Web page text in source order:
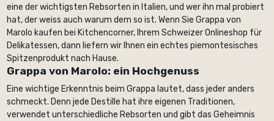
eine der wichtigsten Rebsorten in Italien, und wer ihn mal probiert
hat, der weiss auch warum dem so ist. Wenn Sie Grappa von
Marolo kaufen bei Kitchencorner, Ihrem Schweizer Onlineshop für
Delikatessen, dann liefern wir Ihnen ein echtes piemontesisches
Spitzenprodukt nach Hause.
Grappa von Marolo: ein Hochgenuss
Eine wichtige Erkenntnis beim Grappa lautet, dass jeder anders
schmeckt. Denn jede Destille hat ihre eigenen Traditionen,
verwendet unterschiedliche Rebsorten und gibt das Geheimnis